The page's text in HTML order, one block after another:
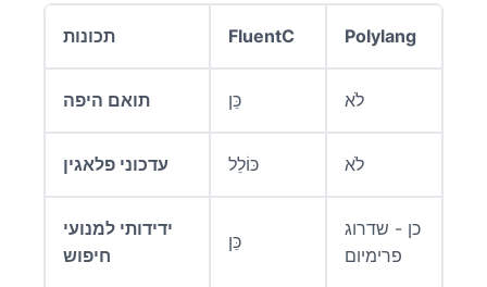
תכונות FluentC Polylang
תואם היפה כֵּן לֹא
עדכוני פלאגין כּוֹלֵל לֹא
ידידותי למנועי
חיפוש
כֵּן
כן - שדרוג
פרימיום